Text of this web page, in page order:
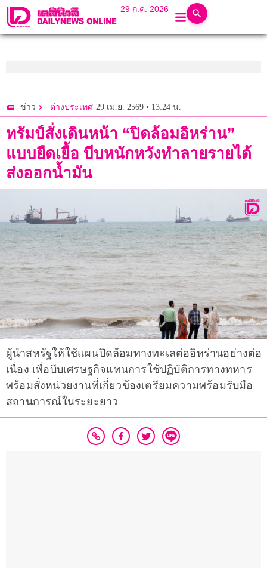
29 ก.ค. 2026
ข่าว ต่างประเทศ 29 เม.ย. 2569 • 13:24 น.
ทรัมป์สั่งเดินหน้า “ปิดล้อมอิหร่าน”
แบบยืดเยื้อ บีบหนักหวังทำลายรายได้
ส่งออกน้ำมัน
ผู้นำสหรัฐให้ใช้แผนปิดล้อมทางทะเลต่ออิหร่านอย่างต่อ
เนื่อง เพื่อบีบเศรษฐกิจแทนการใช้ปฏิบัติการทางทหาร
พร้อมสั่งหน่วยงานที่เกี่ยวข้องเตรียมความพร้อมรับมือ
สถานการณ์ในระยะยาว